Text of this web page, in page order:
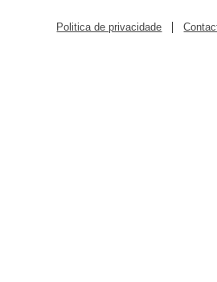
Politica de privacidade |